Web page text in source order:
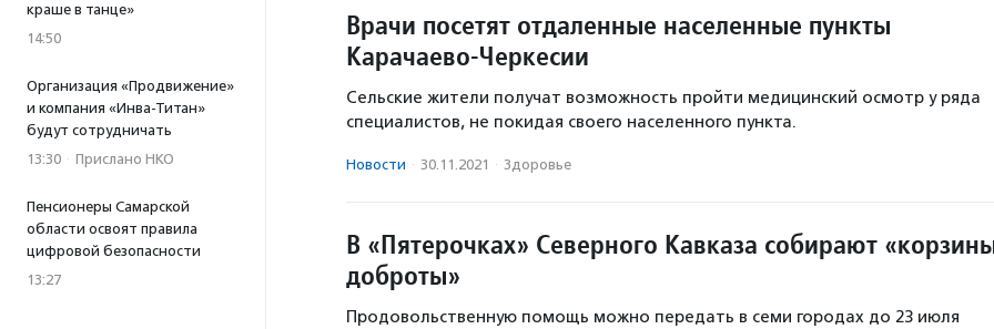
краше в танце»
14:50
Организация «Продвижение»
и компания «Инва-Титан»
будут сотрудничать
13:30 · Прислано НКО
Пенсионеры Самарской
области освоят правила
цифровой безопасности
13:27
Врачи посетят отдаленные населенные пункты
Карачаево-Черкесии
Сельские жители получат возможность пройти медицинский осмотр у ряда
специалистов, не покидая своего населенного пункта.
Новости · 30.11.2021 · Здоровье
В «Пятерочках» Северного Кавказа собирают
доброты»
Продовольственную помощь можно передать в семи городах до 23 июля